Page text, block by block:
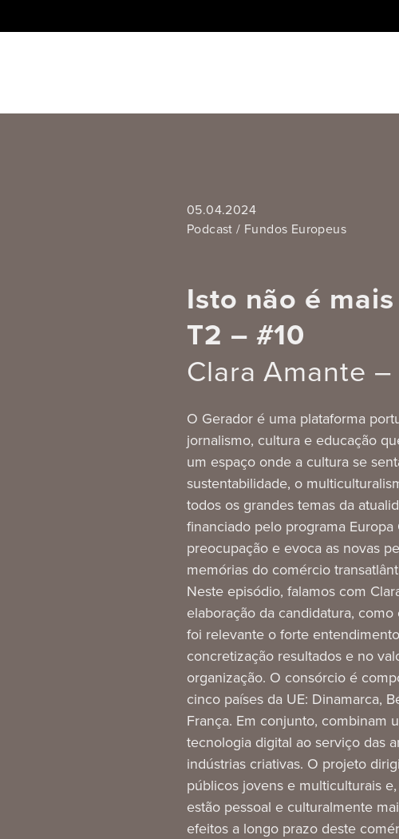
05.04.2024
Podcast / Fundos Europeus
Isto não é
T2 – #10
Clara Amante
O Gerador é uma plataforma
jornalismo, cultura e educação
um espaço onde a cultura se
sustentabilidade, o
todos os grandes temas da
financiado pelo programa Europa
preocupação e evoca as novas
memórias do comércio
Neste episódio, falamos com
elaboração da candidatura,
foi relevante o forte
concretização resultados e no
organização. O consórcio é
cinco países da UE: Dinamarca,
França. Em conjunto, combinam
tecnologia digital ao serviço das
indústrias criativas. O projeto
públicos jovens e multiculturais
estão pessoal e culturalmente
efeitos a longo prazo deste